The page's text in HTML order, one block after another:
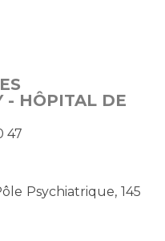
- HÔPITAL DE
47
Psychiatrique, 145